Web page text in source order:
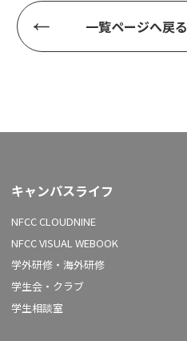
一覧ページへ戻る
キャンパスライフ
NFCC CLOUDNINE
NFCC VISUAL WEBOOK
学外研修・海外研修
学生会・クラブ
学生相談室